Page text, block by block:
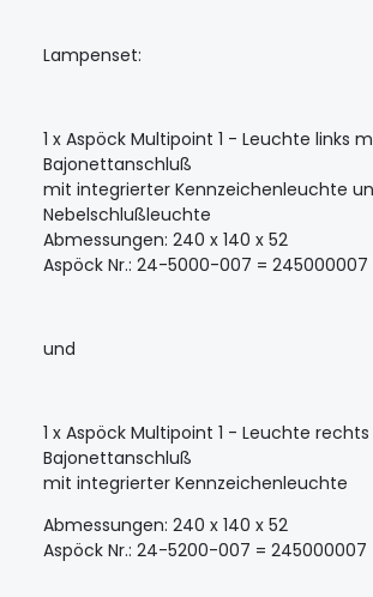
Lampenset:
1 x Aspöck Multipoint 1 - Leuchte links
Bajonettanschluß
mit integrierter Kennzeichenleuchte
Nebelschlußleuchte
Abmessungen: 240 x 140 x 52
Aspöck Nr.: 24-5000-007 = 245000007
und
1 x Aspöck Multipoint 1 - Leuchte
Bajonettanschluß
mit integrierter Kennzeichenleuchte
Abmessungen: 240 x 140 x 52
Aspöck Nr.: 24-5200-007 = 245000007